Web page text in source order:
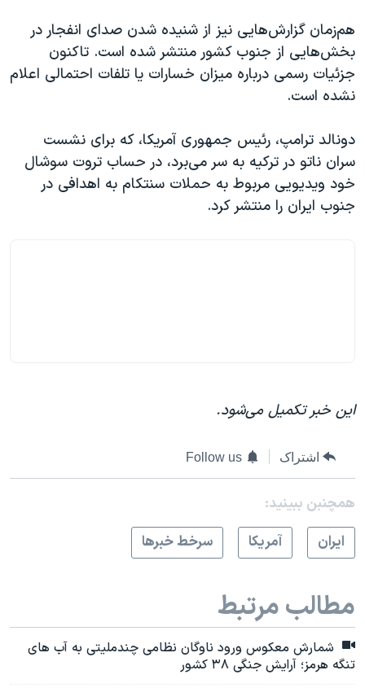
هم‌زمان گزارش‌هایی نیز از شنیده شدن صدای انفجار در
بخش‌هایی از جنوب کشور منتشر شده است. تاکنون
جزئیات رسمی درباره میزان خسارات یا تلفات احتمالی اعلام
نشده است.
دونالد ترامپ، رئیس جمهوری آمریکا، که برای نشست
سران ناتو در ترکیه به سر می‌برد، در حساب تروت سوشال
خود ویدیویی مربوط به حملات سنتکام به اهدافی در
جنوب ایران را منتشر کرد.
این خبر تکمیل می‌شود.
اشتراک Follow us
همچنبن ببینید:
ايران
آمريکا سرخط خبرها
مطالب مرتبط
شمارش معکوس ورود ناوگان نظامی چندملیتی به آب های
تنگه هرمز؛ آرایش جنگی ۳۸ کشور